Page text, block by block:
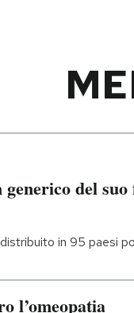
del
in 95 paesi
l’omeopatia